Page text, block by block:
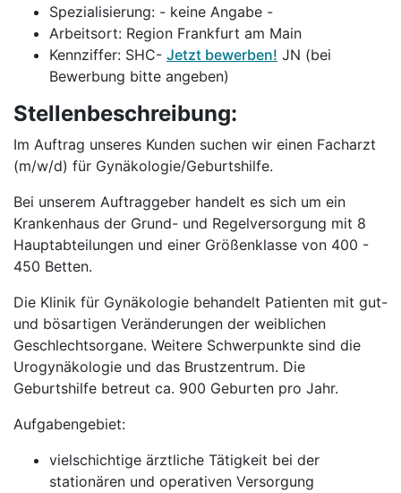
Spezialisierung: - keine Angabe -
Arbeitsort: Region Frankfurt am Main
Kennziffer: SHC- Jetzt bewerben! JN (bei
Bewerbung bitte angeben)
Stellenbeschreibung:
Im Auftrag unseres Kunden suchen wir einen Facharzt
(m/w/d) für Gynäkologie/Geburtshilfe.
Bei unserem Auftraggeber handelt es sich um ein
Krankenhaus der Grund- und Regelversorgung mit 8
Hauptabteilungen und einer Größenklasse von 400 -
450 Betten.
Die Klinik für Gynäkologie behandelt Patienten mit gut-
und bösartigen Veränderungen der weiblichen
Geschlechtsorgane. Weitere Schwerpunkte sind die
Urogynäkologie und das Brustzentrum. Die
Geburtshilfe betreut ca. 900 Geburten pro Jahr.
Aufgabengebiet:
vielschichtige ärztliche Tätigkeit bei der
stationären und operativen Versorgung